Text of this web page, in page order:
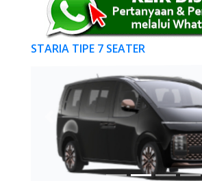
STARIA TIPE 7 SEATER
Previous